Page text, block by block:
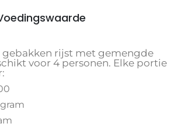
gebakken rijst met gemengde
voor 4 personen. Elke portie